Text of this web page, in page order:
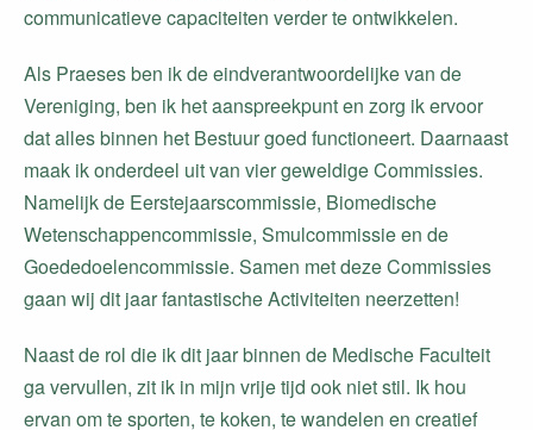
communicatieve capaciteiten verder te ontwikkelen.
Als Praeses ben ik de eindverantwoordelijke van de
Vereniging, ben ik het aanspreekpunt en zorg ik ervoor
dat alles binnen het Bestuur goed functioneert. Daarnaast
maak ik onderdeel uit van vier geweldige Commissies.
Namelijk de Eerstejaarscommissie, Biomedische
Wetenschappencommissie, Smulcommissie en de
Goededoelencommissie. Samen met deze Commissies
gaan wij dit jaar fantastische Activiteiten neerzetten!
Naast de rol die ik dit jaar binnen de Medische Faculteit
ga vervullen, zit ik in mijn vrije tijd ook niet stil. Ik hou
ervan om te sporten, te koken, te wandelen en creatief